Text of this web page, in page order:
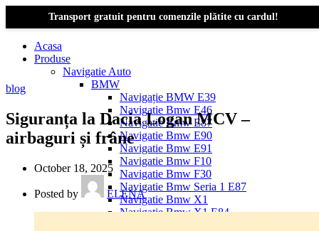
Transport gratuit pentru comenzile plătite cu cardul!
Acasa
Produse
Navigatie Auto
BMW
Navigație BMW E39
Navigatie Bmw E46
Navigatie Bmw E87
Navigatie Bmw E90
Navigatie Bmw E91
Navigatie Bmw F10
Navigatie Bmw F30
Navigatie Bmw Seria 1 E87
Navigatie Bmw X1
Navigatie Bmw X1 E84
blog
Siguranța la Dacia Logan MCV –
airbaguri și frâne
October 18, 2025
Posted by ELENA